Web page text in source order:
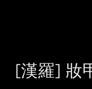
[漢羅] 妝